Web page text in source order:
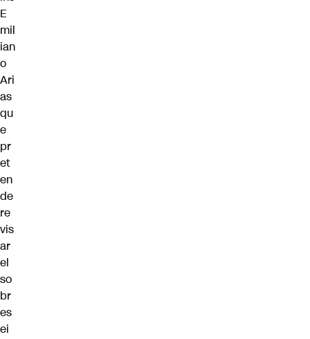
E
mil
ian
o
Ari
as
qu
e
pr
et
en
de
re
vis
ar
el
so
br
es
ei